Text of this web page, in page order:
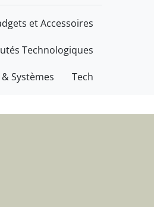
et Accessoires
Technologiques
Systèmes Tech